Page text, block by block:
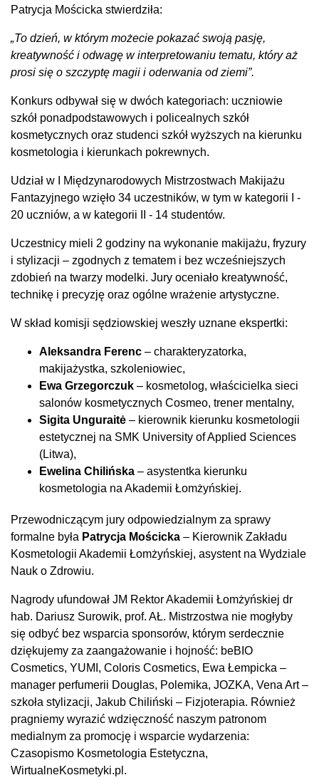
Patrycja Mościcka stwierdziła:
„To dzień, w którym możecie pokazać swoją pasję,
kreatywność i odwagę w interpretowaniu tematu, który aż
prosi się o szczyptę magii i oderwania od ziemi”.
Konkurs odbywał się w dwóch kategoriach: uczniowie
szkół ponadpodstawowych i policealnych szkół
kosmetycznych oraz studenci szkół wyższych na kierunku
kosmetologia i kierunkach pokrewnych.
Udział w I Międzynarodowych Mistrzostwach Makijażu
Fantazyjnego wzięło 34 uczestników, w tym w kategorii I -
20 uczniów, a w kategorii II - 14 studentów.
Uczestnicy mieli 2 godziny na wykonanie makijażu, fryzury
i stylizacji – zgodnych z tematem i bez wcześniejszych
zdobień na twarzy modelki. Jury oceniało kreatywność,
technikę i precyzję oraz ogólne wrażenie artystyczne.
W skład komisji sędziowskiej weszły uznane ekspertki:
Aleksandra Ferenc – charakteryzatorka,
makijażystka, szkoleniowiec,
Ewa Grzegorczuk – kosmetolog, właścicielka sieci
salonów kosmetycznych Cosmeo, trener mentalny,
Sigita Unguraitė – kierownik kierunku kosmetologii
estetycznej na SMK University of Applied Sciences
(Litwa),
Ewelina Chilińska – asystentka kierunku
kosmetologia na Akademii Łomżyńskiej.
Przewodniczącym jury odpowiedzialnym za sprawy
formalne była Patrycja Mościcka – Kierownik Zakładu
Kosmetologii Akademii Łomżyńskiej, asystent na Wydziale
Nauk o Zdrowiu.
Nagrody ufundował JM Rektor Akademii Łomżyńskiej dr
hab. Dariusz Surowik, prof. AŁ. Mistrzostwa nie mogłyby
się odbyć bez wsparcia sponsorów, którym serdecznie
dziękujemy za zaangażowanie i hojność:​ beBIO
Cosmetics, YUMI, Coloris Cosmetics, Ewa Łempicka –
manager perfumerii Douglas, Polemika, JOZKA, Vena Art –
szkoła stylizacji, Jakub Chiliński – Fizjoterapia.​ Również
pragniemy wyrazić wdzięczność naszym patronom
medialnym za promocję i wsparcie wydarzenia:​
Czasopismo Kosmetologia Estetyczna,
WirtualneKosmetyki.pl.